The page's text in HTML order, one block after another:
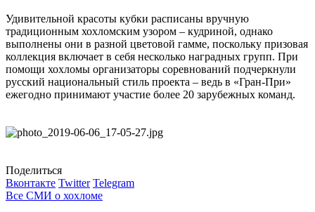
Удивительной красоты кубки расписаны вручную
традиционным хохломским узором – кудриной, однако
выполнены они в разной цветовой гамме, поскольку призовая
коллекция включает в себя несколько наградных групп. При
помощи хохломы организаторы соревнований подчеркнули
русский национальный стиль проекта – ведь в «Гран-При»
ежегодно принимают участие более 20 зарубежных команд.
Поделиться
Вконтакте Twitter Telegram
Все СМИ о хохломе